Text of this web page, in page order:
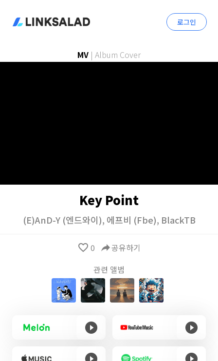
로그인
MV | Album Cover
Key Point
(E)AnD-Y (엔드와이), 에프비 (Fbe), BlackTB
favorite_border 0 reply공유하기
관련 앨범